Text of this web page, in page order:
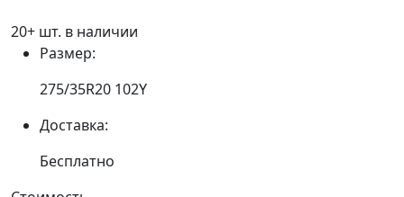
20+ шт. в наличии
Размер:
275/35R20 102Y
Доставка:
Бесплатно